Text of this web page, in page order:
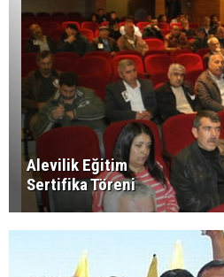
Alevilik Eğitim
Sertifika Töreni